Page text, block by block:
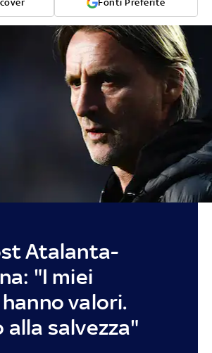
Fonti Preferite
Atalanta-
"I miei
valori.
alla salvezza"